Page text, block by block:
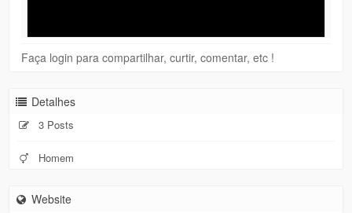
Faça login para compartilhar, curtir, comentar, etc !
Detalhes
3 Posts
Homem
Website